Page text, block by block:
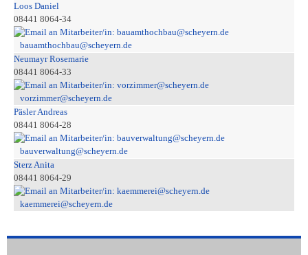
Loos Daniel
08441 8064-34
bauamthochbau@scheyern.de
Neumayr Rosemarie
08441 8064-33
vorzimmer@scheyern.de
Päsler Andreas
08441 8064-28
bauverwaltung@scheyern.de
Sterz Anita
08441 8064-29
kaemmerei@scheyern.de